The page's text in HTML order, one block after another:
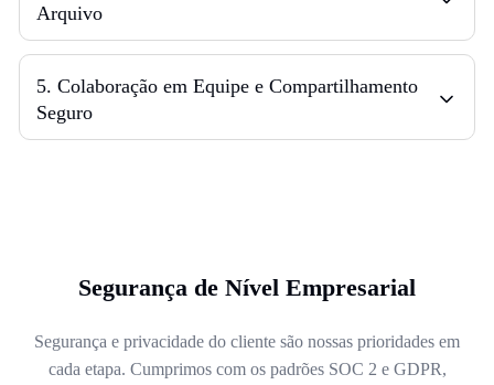
Arquivo
5. Colaboração em Equipe e Compartilhamento
Seguro
Segurança de Nível Empresarial
Segurança e privacidade do cliente são nossas prioridades em
cada etapa. Cumprimos com os padrões SOC 2 e GDPR,